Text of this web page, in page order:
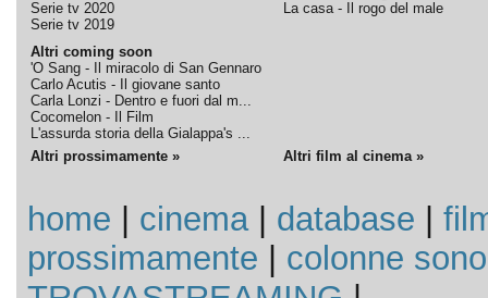
Serie tv 2020
Serie tv 2019
Altri coming soon
'O Sang - Il miracolo di San Gennaro
Carlo Acutis - Il giovane santo
Carla Lonzi - Dentro e fuori dal m...
Cocomelon - Il Film
L'assurda storia della Gialappa's ...
La casa - Il rogo del male
Altri prossimamente » Altri film al cinema »
home cinema| database
prossimamente
colonne